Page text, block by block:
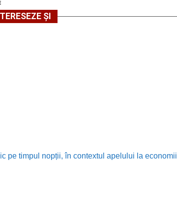
ȘI
pe timpul nopții, în contextul apelului la economii